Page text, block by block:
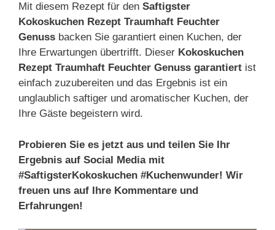
Mit diesem Rezept für den Saftigster
Kokoskuchen Rezept Traumhaft Feuchter
Genuss backen Sie garantiert einen Kuchen, der
Ihre Erwartungen übertrifft. Dieser Kokoskuchen
Rezept Traumhaft Feuchter Genuss garantiert ist
einfach zuzubereiten und das Ergebnis ist ein
unglaublich saftiger und aromatischer Kuchen, der
Ihre Gäste begeistern wird.
Probieren Sie es jetzt aus und teilen Sie Ihr
Ergebnis auf Social Media mit
#SaftigsterKokoskuchen #Kuchenwunder! Wir
freuen uns auf Ihre Kommentare und
Erfahrungen!